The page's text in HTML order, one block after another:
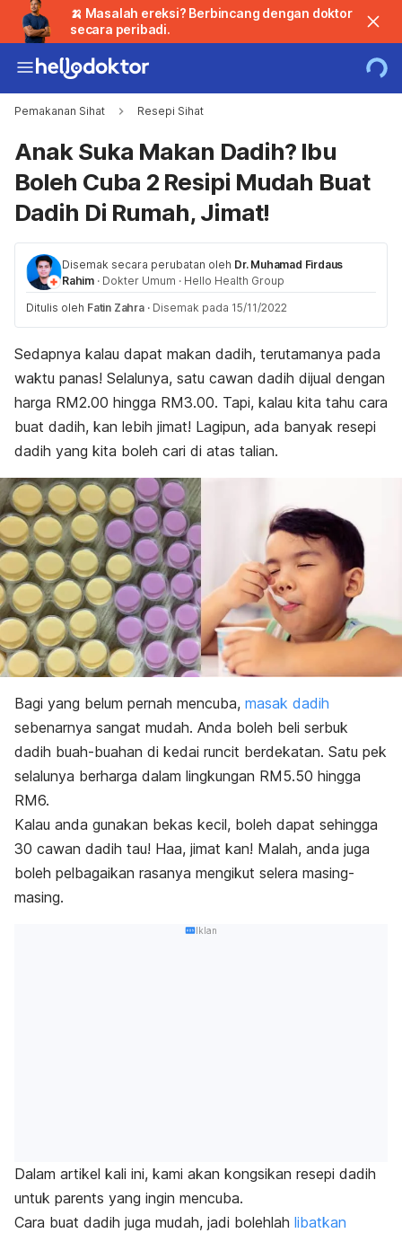
🍌 Masalah ereksi? Berbincang dengan doktor
secara peribadi.
Pemakanan Sihat Resepi Sihat
Anak Suka Makan Dadih? Ibu
Boleh Cuba 2 Resipi Mudah Buat
Dadih Di Rumah, Jimat!
Disemak secara perubatan oleh Dr. Muhamad Firdaus
Rahim · Dokter Umum · Hello Health Group
Ditulis oleh Fatin Zahra · Disemak pada 15/11/2022
Sedapnya kalau dapat makan dadih, terutamanya pada
waktu panas! Selalunya, satu cawan dadih dijual dengan
harga RM2.00 hingga RM3.00. Tapi, kalau kita tahu cara
buat dadih, kan lebih jimat! Lagipun, ada banyak resepi
dadih yang kita boleh cari di atas talian.
Bagi yang belum pernah mencuba, masak dadih
sebenarnya sangat mudah. Anda boleh beli serbuk
dadih buah-buahan di kedai runcit berdekatan. Satu pek
selalunya berharga dalam lingkungan RM5.50 hingga
RM6.
Kalau anda gunakan bekas kecil, boleh dapat sehingga
30 cawan dadih tau! Haa, jimat kan! Malah, anda juga
boleh pelbagaikan rasanya mengikut selera masing-
masing.
Iklan
Dalam artikel kali ini, kami akan kongsikan resepi dadih
untuk parents yang ingin mencuba.
Cara buat dadih juga mudah, jadi bolehlah libatkan